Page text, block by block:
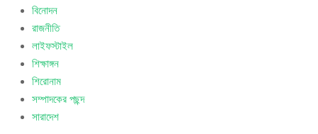
বিনোদন
রাজনীতি
লাইফস্টাইল
শিক্ষাঙ্গন
শিরোনাম
সম্পাদকের পছন্দ
সারাদেশ